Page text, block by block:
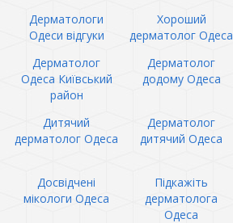
Дерматологи
Одеси відгуки
Хороший
дерматолог Одеса
Дерматолог
Одеса Київський
район
Дерматолог
додому Одеса
Дитячий
дерматолог Одеса
Дерматолог
дитячий Одеса
Досвідчені
мікологи Одеса
Підкажіть
дерматолога
Одеса